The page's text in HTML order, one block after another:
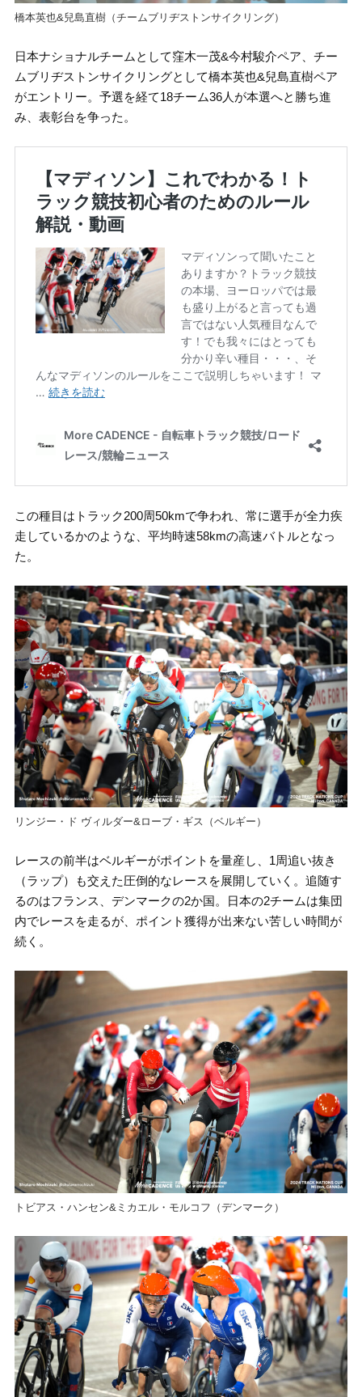
橋本英也&兒島直樹（チームブリヂストンサイクリング）
日本ナショナルチームとして窪木一茂&今村駿介ペア、チー
ムブリヂストンサイクリングとして橋本英也&兒島直樹ペア
がエントリー。予選を経て18チーム36人が本選へと勝ち進
み、表彰台を争った。
この種目はトラック200周50kmで争われ、常に選手が全力疾
走しているかのような、平均時速58kmの高速バトルとなっ
た。
リンジー・ド ヴィルダー&ローブ・ギス（ベルギー）
レースの前半はベルギーがポイントを量産し、1周追い抜き
（ラップ）も交えた圧倒的なレースを展開していく。追随す
るのはフランス、デンマークの2か国。日本の2チームは集団
内でレースを走るが、ポイント獲得が出来ない苦しい時間が
続く。
トビアス・ハンセン&ミカエル・モルコフ（デンマーク）